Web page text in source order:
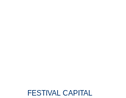
FESTIVAL CAPITAL